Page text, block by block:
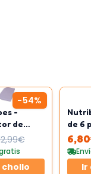
-54%
-
de
€
chollo
de 6
6,80
Ir